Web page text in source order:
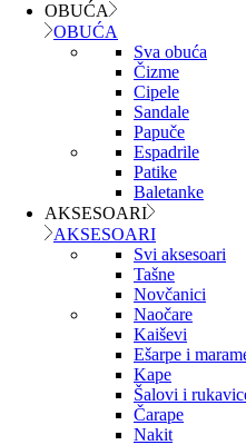
OBUĆA
OBUĆA
Sva obuća
Čizme
Cipele
Sandale
Papuče
Espadrile
Patike
Baletanke
AKSESOARI
AKSESOARI
Svi aksesoari
Tašne
Novčanici
Naočare
Kaiševi
Ešarpe i
Kape
Šalovi i
Čarape
Nakit